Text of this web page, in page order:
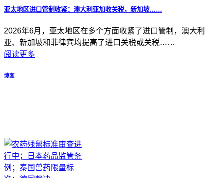
亚太地区进口管制收紧：澳大利亚加收关税，新加坡……
2026年6月，亚太地区在多个方面收紧了进口管制，澳大利
亚、新加坡和菲律宾均提高了进口关税或关税……
阅读更多
博客